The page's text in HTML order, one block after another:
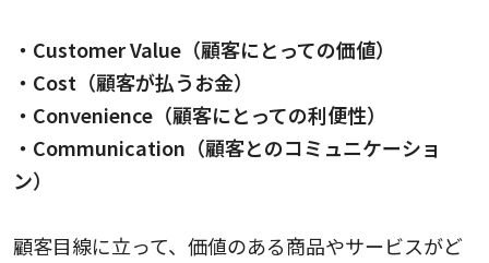
・Customer Value（顧客にとっての価値）
・Cost（顧客が払うお金）
・Convenience（顧客にとっての利便性）
・Communication（顧客とのコミュニケーショ
ン）
顧客目線に立って、価値のある商品やサービスがど